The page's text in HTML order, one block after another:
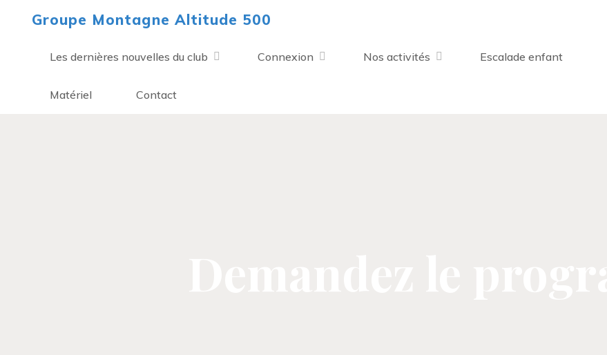
Groupe Montagne Altitude 500
Les dernières nouvelles du club Connexion Nos activités Escalade enfant
Matériel Contact